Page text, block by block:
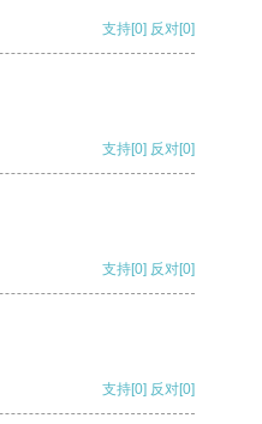
支持[0] 反对[0]
支持[0] 反对[0]
支持[0] 反对[0]
支持[0] 反对[0]